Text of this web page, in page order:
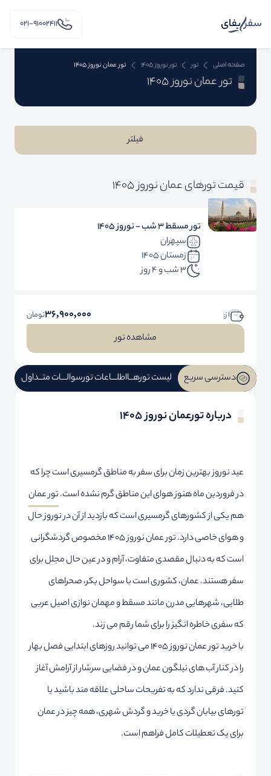
۰۲۱-91002411
صفحه اصلی تور تور نوروز 1405 تور عمان نوروز 1405
تور عمان نوروز 1405
فیلتر
قیمت تورهای عمان نوروز 1405
تور مسقط 3 شب - نوروز 1405
سپهران
زمستان 1405
3 شب و 4 روز
ا ز: 36,900,000تومان
مشاهده تور
دسترسی سریع لیست تورهــااطلـــاعات تورسوالـــات متــداول
درباره تورعمان نوروز 1405
عید نوروز بهترین زمان برای سفر به مناطق گرمسیری است چرا که
در فروردین ماه هنوز هوای این مناطق گرم نشده است.تور عمان
هم یکی از کشورهای گرمسیری است که بازدید از آن در نوروز حال
و هوای خاصی دارد. تور عمان نوروز 1405 مخصوص گردشگرانی
است که به دنبال مقصدی متفاوت، آرام و در عین حال مجلل برای
سفر هستند. عمان، کشوری است با سواحل بکر، صحراهای
طلایی، شهرهایی مدرن مانند مسقط و مهمان نوازی اصیل عربی
که سفری خاطره انگیز را برای شما رقم می زند.
با خرید تور عمان نوروز ۱۴۰۵ می توانید روزهای ابتدایی فصل بهار
را در کنار آب های نیلگون عمان و در فضایی سرشار از آرامش آغاز
کنید. فرقی ندارد که به تفریحات ساحلی علاقه مند باشید یا
تورهای بیابان گردی یا خرید و گردش شهری، همه چیز در عمان
برای یک تعطیلات کامل فراهم است.